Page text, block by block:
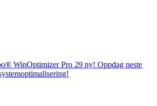
® WinOptimizer Pro 29 ny! Oppdag neste